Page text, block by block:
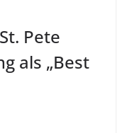
Pete
als „Best